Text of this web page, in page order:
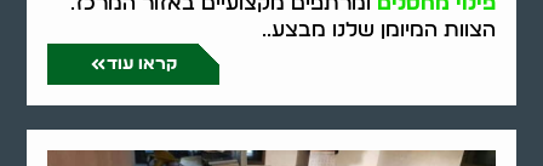
הצוות המיומן שלנו מבצע..
קראו עוד